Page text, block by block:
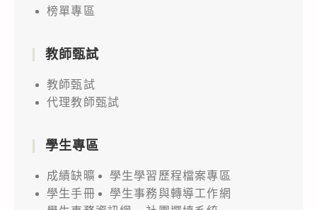
榜單專區
教師甄試
教師甄試
代理教師甄試
學生專區
成績缺曠
學生學習歷程檔案專區
學生手冊
學生事務與轉導工作網